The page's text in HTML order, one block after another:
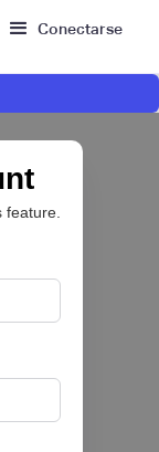
Conectarse
feature.
en
pymes